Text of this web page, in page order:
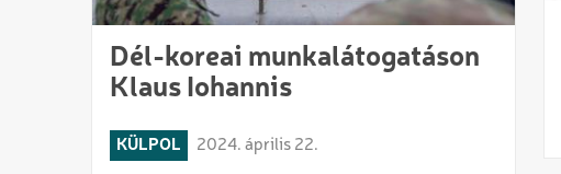
Dél-koreai munkalátogatáson
Klaus Iohannis
KÜLPOL 2024. április 22.